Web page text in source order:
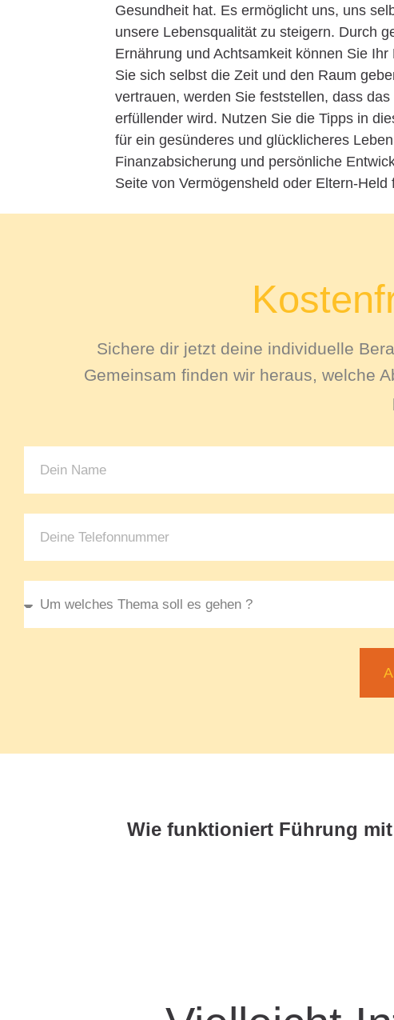
Gesundheit hat. Es ermöglicht uns, uns
unsere Lebensqualität zu steigern. Durch
Ernährung und Achtsamkeit können Sie
Sie sich selbst die Zeit und den Raum
vertrauen, werden Sie feststellen, dass
erfüllender wird. Nutzen Sie die Tipps in
für ein gesünderes und glücklicheres
Finanzabsicherung und persönliche
Seite von Vermögensheld oder Eltern-
Sichere dir jetzt deine individuelle
Gemeinsam finden wir heraus, welche